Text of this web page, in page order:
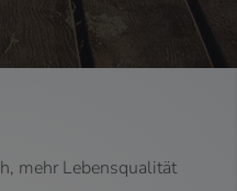
mehr Lebensqualität